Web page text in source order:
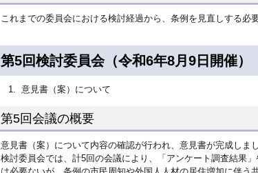
これまでの委員会における検討経過から、条例を見直しする必
第5回検討委員会（令和6年8月9日開催）
意見書（案）について
第5回会議の概要
意見書（案）について内容の確認が行われ、意見書が完成しまし
検討委員会では、計5回の会議により、「アンケート調査結果